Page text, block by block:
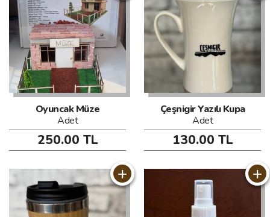
Oyuncak Müze
Adet
250.00 TL
Çeşnigir Yazılı Kupa
Adet
130.00 TL
+ +